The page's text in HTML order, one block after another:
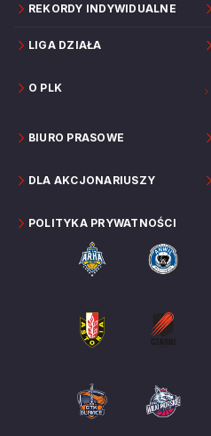
REKORDY INDYWIDUALNE
LIGA DZIAŁA
O PLK
BIURO PRASOWE
DLA AKCJONARIUSZY
POLITYKA PRYWATNOŚCI